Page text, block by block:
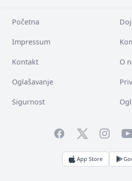
Početna
Impressum
Kontakt O
Oglašavanje
Sigurnost
FacebookTwitter
App Store